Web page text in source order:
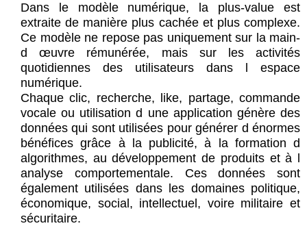
Dans le modèle numérique, la plus-value est
extraite de manière plus cachée et plus complexe.
Ce modèle ne repose pas uniquement sur la main-
d œuvre rémunérée, mais sur les activités
quotidiennes des utilisateurs dans l espace
numérique.
Chaque clic, recherche, like, partage, commande
vocale ou utilisation d une application génère des
données qui sont utilisées pour générer d énormes
bénéfices grâce à la publicité, à la formation d
algorithmes, au développement de produits et à l
analyse comportementale. Ces données sont
également utilisées dans les domaines politique,
économique, social, intellectuel, voire militaire et
sécuritaire.